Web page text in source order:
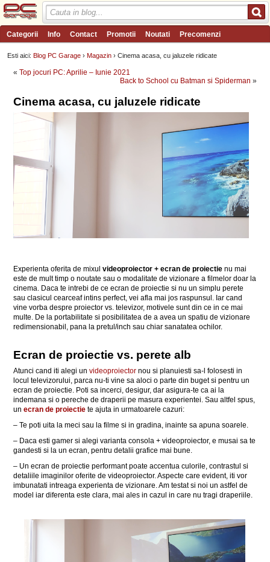
Categorii Info Contact Promotii Noutati Precomenzi
Review-uri Wishlist PC Garage TV Forum Blog Angajari
Esti aici:Blog PC Garage ›Magazin › Cinema acasa, cu jaluzele ridicate
«Top jocuri PC: Aprilie – Iunie 2021
Back to School cu Batman si Spiderman »
Cinema acasa, cu jaluzele ridicate
Experienta oferita de mixulvideoproiector + ecran de proiectienu mai
este de mult timp o noutate sau o modalitate de vizionare a filmelor doar la
cinema. Daca te intrebi de ce ecran de proiectie si nu un simplu perete
sau clasicul cearceaf intins perfect, vei afla mai jos raspunsul. Iar cand
vine vorba despre proiector vs. televizor, motivele sunt din ce in ce mai
multe. De la portabilitate si posibilitatea de a avea un spatiu de vizionare
redimensionabil, pana la pretul/inch sau chiar sanatatea ochilor.
Ecran de proiectie vs. perete alb
Atunci cand iti alegi unvideoproiector nou si planuiesti sa-l folosesti in
locul televizorului, parca nu-ti vine sa aloci o parte din buget si pentru un
ecran de proiectie. Poti sa incerci, desigur, dar asigura-te ca ai la
indemana si o pereche de draperii pe masura experientei. Sau altfel spus,
unecran de proiectie te ajuta in urmatoarele cazuri:
– Te poti uita la meci sau la filme si in gradina, inainte sa apuna soarele.
– Daca esti gamer si alegi varianta consola + videoproiector, e musai sa te
gandesti si la un ecran, pentru detalii grafice mai bune.
– Un ecran de proiectie performant poate accentua culorile, contrastul si
detaliile imaginilor oferite de videoproiector. Aspecte care evident, iti vor
imbunatati intreaga experienta de vizionare. Am testat si noi un astfel de
model iar diferenta este clara, mai ales in cazul in care nu tragi draperiile.